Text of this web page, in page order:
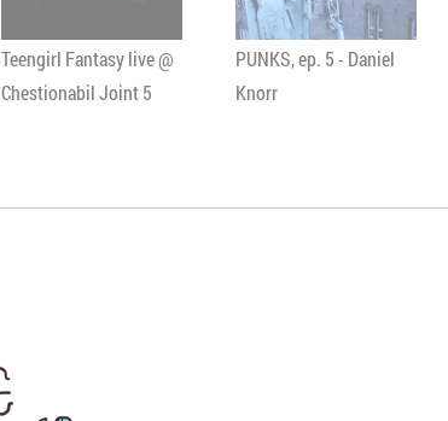
Teengirl Fantasy live @
Chestionabil Joint 5
PUNKS, ep. 5 - Daniel
Knorr